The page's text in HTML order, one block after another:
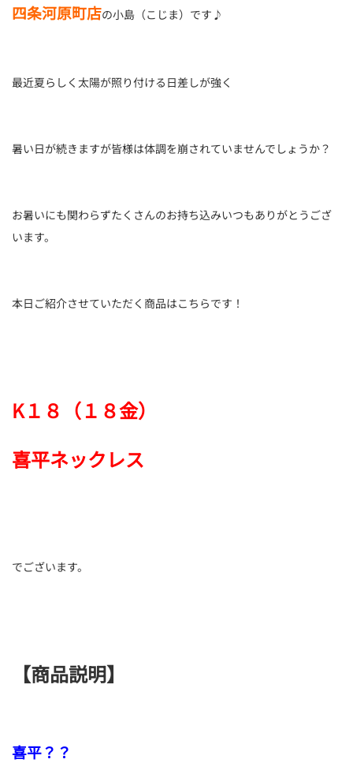
四条河原町店の小島（こじま）です♪
最近夏らしく太陽が照り付ける日差しが強く
暑い日が続きますが皆様は体調を崩されていませんでしょうか？
お暑いにも関わらずたくさんのお持ち込みいつもありがとうござ
います。
本日ご紹介させていただく商品はこちらです！
K１８（１８金）
喜平ネックレス
でございます。
【商品説明】
喜平？？